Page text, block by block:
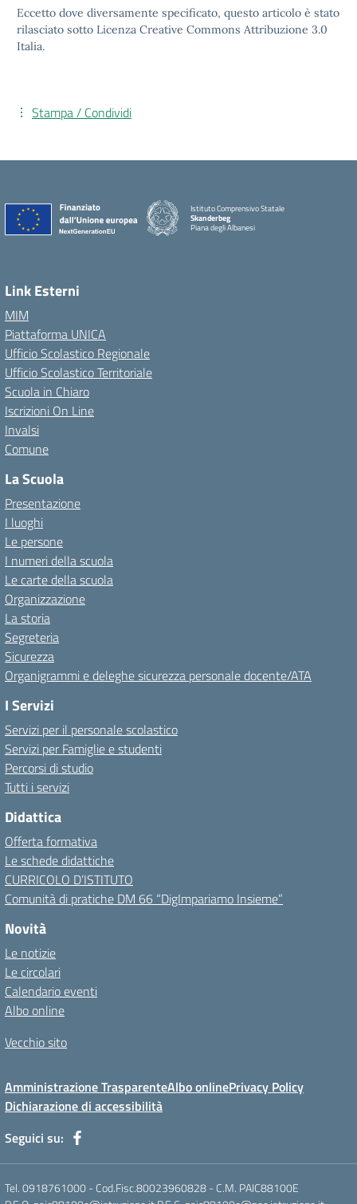
Eccetto dove diversamente specificato, questo articolo è stato
rilasciato sotto Licenza Creative Commons Attribuzione 3.0
Italia.
Stampa / Condividi
Istituto Comprensivo Statale
Skanderbeg
Piana degli Albanesi
Link Esterni
MIM
Piattaforma UNICA
Ufficio Scolastico Regionale
Ufficio Scolastico Territoriale
Scuola in Chiaro
Iscrizioni On Line
Invalsi
Comune
La Scuola
Presentazione
I luoghi
Le persone
I numeri della scuola
Le carte della scuola
Organizzazione
La storia
Segreteria
Sicurezza
Organigrammi e deleghe sicurezza personale docente/ATA
I Servizi
Servizi per il personale scolastico
Servizi per Famiglie e studenti
Percorsi di studio
Tutti i servizi
Didattica
Offerta formativa
Le schede didattiche
CURRICOLO D’ISTITUTO
Comunità di pratiche DM 66 “DigImpariamo Insieme”
Novità
Le notizie
Le circolari
Calendario eventi
Albo online
Vecchio sito
Amministrazione TrasparenteAlbo onlinePrivacy Policy
Dichiarazione di accessibilità
Seguici su:
Tel. 0918761000 - Cod.Fisc.80023960828 - C.M. PAIC88100E